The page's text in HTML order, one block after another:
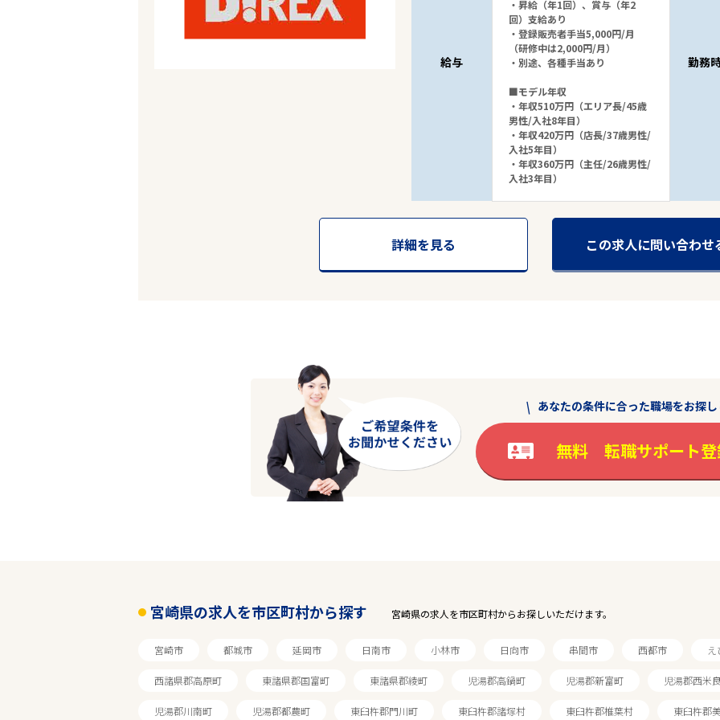
給与
・昇給（年1回）、賞与（年2
回）支給あり
・登録販売者手当5,000円/月
（研修中は2,000円/月）
・別途、各種手当あり
■モデル年収
・年収510万円（エリア長/45歳
男性/入社8年目）
・年収420万円（店長/37歳男性/
入社5年目）
・年収360万円（主任/26歳男性/
入社3年目）
勤務
詳細を見る この求人に問い合わせ
あなたの条件に合った職場をお探
無料 転職サポート
宮崎県の求人を市区町村から探す 宮崎県の求人を市区町村からお探しいただけます。
宮崎市 都城市 延岡市 日南市 小林市 日向市 串間市 西都市
西諸県郡高原町 東諸県郡国富町 東諸県郡綾町 児湯郡高鍋町 児湯郡新富町 児湯郡西米
児湯郡川南町 児湯郡都農町 東臼杵郡門川町 東臼杵郡諸塚村 東臼杵郡椎葉村 東臼杵郡